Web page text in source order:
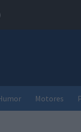
Motores